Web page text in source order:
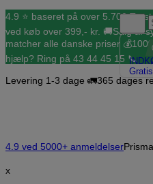
Hop
indholdet
4.9 ⭐️ baseret på over 5.700
ved køb over 399,- kr. 🚚Salg af
matcher alle danske priser 💰
hjælp? Ring på 43 44 45 15 📞
Levering 1-3 dage 🚛365 dages
4.9 ved 5000+ anmeldelser
x